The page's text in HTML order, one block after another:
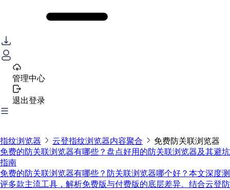
管理中心
退出登录
指纹浏览器 云登指纹浏览器内容聚合
免费防关联浏览器
免费的防关联浏览器有哪些？盘点好用的防关联浏览器及其避坑
指南
免费的防关联浏览器有哪些？防关联浏览器哪个好？本文深度测
评多款主流工具，解析免费版与付费版的底层差异。结合云登防